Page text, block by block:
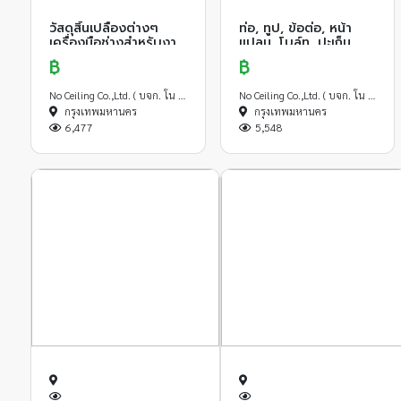
วัสดุสิ้นเปลืองต่างๆ
เครื่องมือช่างสำหรับงาน
ก่อสร้าง
฿
กรุงเทพมหานคร
6,477
ท่อ, ทูป, ข้อต่อ, หน้า
แปลน, โบล์ท, ปะเก็น,
วาล์ว วัสดุ เหล็ก สแตน
เลส และ อื่นๆ
฿
กรุงเทพมหานคร
5,548